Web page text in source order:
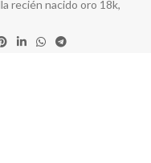
recién nacido oro 18k,